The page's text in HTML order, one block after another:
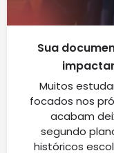
Sua
Muitos
focados nos
acabam
segundo
históricos